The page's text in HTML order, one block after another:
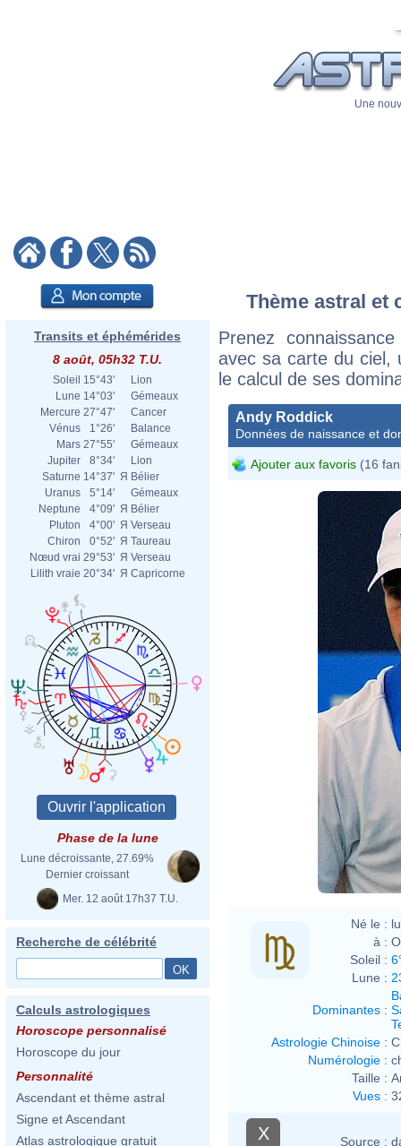
Une
Transits et éphémérides
8 août, 05h32 T.U.
Soleil 15°43'
Lion
Lune 14°03'
Gémeaux
Mercure 27°47'
Cancer
Vénus
1°26'
Balance
Mars 27°55'
Gémeaux
Jupiter
8°34'
Lion
Saturne 14°37' Я Bélier
Uranus
5°14'
Gémeaux
Neptune
4°09' Я Bélier
Pluton
4°00' Я Verseau
Chiron
0°52' Я Taureau
Nœud vrai 29°53' Я Verseau
Lilith vraie 20°34' Я Capricorne
Phase de la lune
Lune décroissante, 27.69%
Dernier croissant
Mer. 12 août 17h37 T.U.
Recherche de célébrité
Calculs astrologiques
Horoscope personnalisé
Horoscope du jour
Personnalité
Ascendant et thème astral
Signe et Ascendant
Atlas astrologique gratuit
Thème astral et
Prenez
avec sa carte du ciel,
le calcul de ses
Andy Roddick
Données de naissance et
Ajouter aux favoris (16
Né le :
à :
Soleil :
Lune :
Dominantes :
Astrologie Chinoise :
Numérologie :
Taille :
Vues :
X Source :